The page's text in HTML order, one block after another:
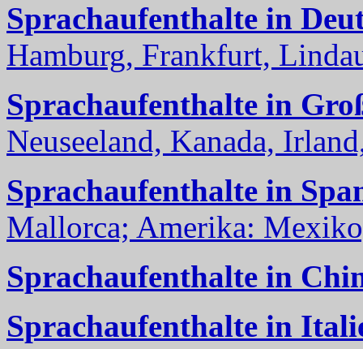
Sprachaufenthalte in
Hamburg, Frankfurt,
Sprachaufenthalte in
Neuseeland, Kanada,
Sprachaufenthalte in
Mallorca; Amerika:
Sprachaufenthalte in
Sprachaufenthalte in